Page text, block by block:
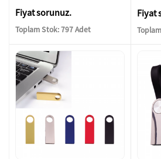
Fiyat sorunuz.
Toplam Stok: 797 Adet
Fiyat